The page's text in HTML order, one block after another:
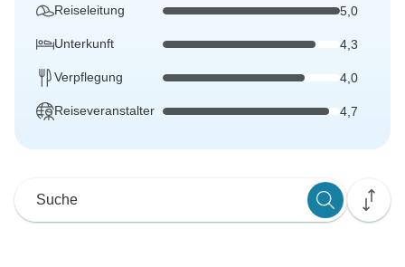
Reiseleitung 5,0
Unterkunft 4,3
Verpflegung 4,0
Reiseveranstalter 4,7